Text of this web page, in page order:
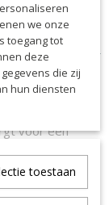
richt zich op
voor een
met
we onze
toegang tot
deze
die zij
hun diensten
toestaan